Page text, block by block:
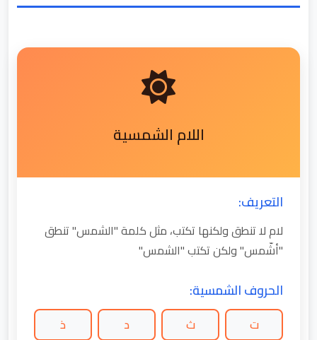
اللام الشمسية
التعريف:
لام لا تنطق ولكنها تكتب، مثل كلمة "الشمس" تنطق
"أشّمس" ولكن تكتب "الشمس"
الحروف الشمسية:
ت ث د
ذ